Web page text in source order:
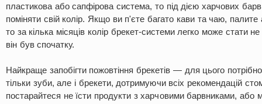
пластикова або сапфірова система, то під дією харчових
поміняти свій колір. Якщо ви п'єте багато кави та чаю,
то за кілька місяців колір брекет-системи легко може стати
він був спочатку.
Найкраще запобігти пожовтіння брекетів — для цього
тільки зуби, але і брекети, дотримуючи всіх рекомендацій
постарайтеся не їсти продукти з харчовими барвниками, або